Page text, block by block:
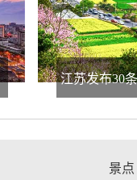
江苏发布30
景点